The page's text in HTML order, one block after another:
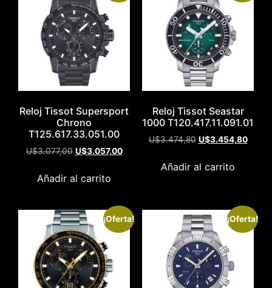
Reloj Tissot Supersport
Chrono
T125.617.33.051.00
U$3.077,00 U$3.057,00
Añadir al carrito
Reloj Tissot Seastar
1000 T120.417.11.091.01
U$3.474,80 U$3.454,80
Añadir al carrito
¡Oferta! ¡Oferta!